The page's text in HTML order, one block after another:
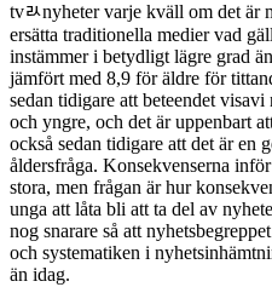
tvﾭnyheter varje kväll om det är
ersätta traditionella medier vad
instämmer i betydligt lägre grad
jämfört med 8,9 för äldre för
sedan tidigare att beteendet
och yngre, och det är uppenbart
också sedan tidigare att det är en
åldersfråga. Konsekvenserna
stora, men frågan är hur
unga att låta bli att ta del av
nog snarare så att
och systematiken i
än idag.